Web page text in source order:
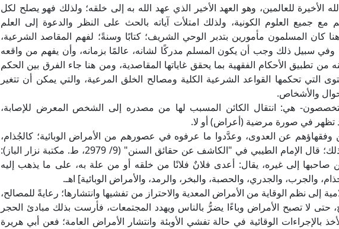
الأخيرة للعالمين، وهو العهد الأخير الذي عهد الله به إلى خلقه؛ ولذلك فهو يصلح لكل
مع جميع العلوم الكونية، ولذلك امتلأت آياته بالحث على النظر والدعوة إلى العلم
كان المسلمون مأمورين بتدبر الوحي الشريف؛ كتابًا وسنةً؛ لفهم المقاصد الشرعية،
وفي سبيل ذلك وجب أن يكون المسلم مدركًا لشانه، عالمًا بزمانه، وأن يفهم من واقعه
من تطبيق الأحكام الفقهية بما يحقق غاياتها المقاصدية، ومن هنا جاء الفرق بين الحكم
التي تحكمها القواعد الشرعية الكلية ومصالح الخلق المرعية، والتي يمكن أن تتغير
والأشخاص.
هي: انتقال الكائن المسبب لها من مصدره إلى الشخص المعرض للإصابة،
تظهر في صورة مرضية (أعراض) أو لا.
وفقهاؤهم عن العدوى، وعدَّدوا ما عرفوه في عصورهم من الأمراض الوبائية؛ كالجُذام،
والجرب، والجدري، ونحو ذلك؛ قال الإمام الطيبي في "الكاشف عن حقائق السنن" (9/ 2979، ط. مكتبة نزار الباز):
صاحبها إلى غيره، يقال: أعدى فلانٌ فلانًا من خلقه أو من علة به، على ما يذهب إليه
والجرب، والجدري، والحصبة، والبخر، والرمد، والأمراض الوبائية] اهـ.
إلى نظم الوقاية من الأمراض المعدية والاحتراز من تفشيها وانتشارها؛ رعايةً للمصالح،
حتى لا تصبح الأمراض وباءًا يضرُّ بالناس ويهدد المجتمعات، فأرست بذلك مبادئ الحجر
الوقائية في حالة تفشي الأوبئة وانتشار الأمراض العامة؛ فعن أبي هريرة